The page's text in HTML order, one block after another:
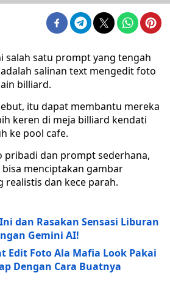
salah satu prompt yang tengah
salinan text mengedit foto
billiard.
itu dapat membantu mereka
keren di meja billiard kendati
ke pool cafe.
pribadi dan prompt sederhana,
menciptakan gambar
realistis dan kece parah.
dan Rasakan Sensasi Liburan
Gemini AI!
Edit Foto Ala Mafia Look Pakai
Dengan Cara Buatnya